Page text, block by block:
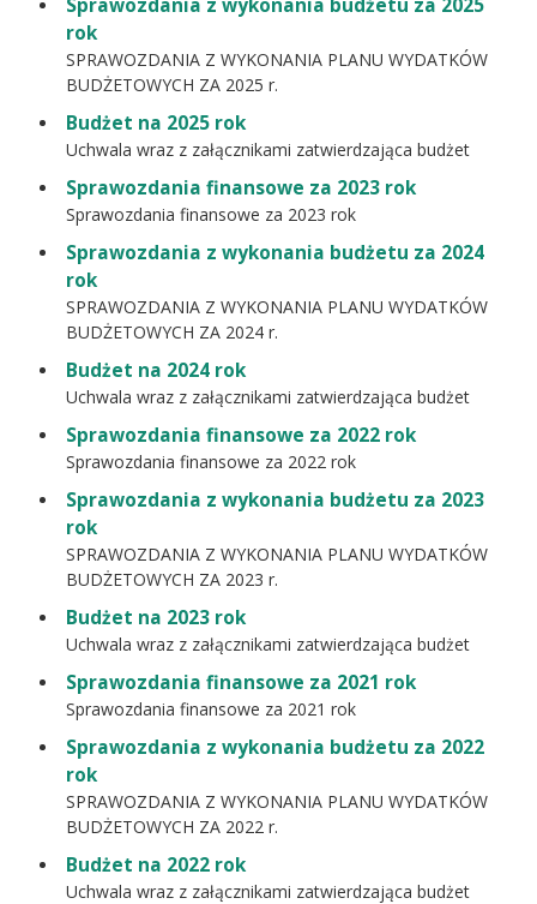
Sprawozdania z wykonania budżetu za 2025
rok
SPRAWOZDANIA Z WYKONANIA PLANU WYDATKÓW
BUDŻETOWYCH ZA 2025 r.
Budżet na 2025 rok
Uchwala wraz z załącznikami zatwierdzająca budżet
Sprawozdania finansowe za 2023 rok
Sprawozdania finansowe za 2023 rok
Sprawozdania z wykonania budżetu za 2024
rok
SPRAWOZDANIA Z WYKONANIA PLANU WYDATKÓW
BUDŻETOWYCH ZA 2024 r.
Budżet na 2024 rok
Uchwala wraz z załącznikami zatwierdzająca budżet
Sprawozdania finansowe za 2022 rok
Sprawozdania finansowe za 2022 rok
Sprawozdania z wykonania budżetu za 2023
rok
SPRAWOZDANIA Z WYKONANIA PLANU WYDATKÓW
BUDŻETOWYCH ZA 2023 r.
Budżet na 2023 rok
Uchwala wraz z załącznikami zatwierdzająca budżet
Sprawozdania finansowe za 2021 rok
Sprawozdania finansowe za 2021 rok
Sprawozdania z wykonania budżetu za 2022
rok
SPRAWOZDANIA Z WYKONANIA PLANU WYDATKÓW
BUDŻETOWYCH ZA 2022 r.
Budżet na 2022 rok
Uchwala wraz z załącznikami zatwierdzająca budżet